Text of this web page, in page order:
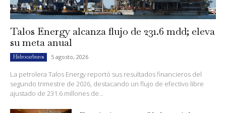
Talos Energy alcanza flujo de 231.6 mdd; eleva
su meta anual
Hidrocarburos 5 agosto, 2026
La petrolera Talos Energy reportó sus resultados financieros del
segundo trimestre de 2026, destacando un flujo de efectivo libre
ajustado de 231.6 millones de...